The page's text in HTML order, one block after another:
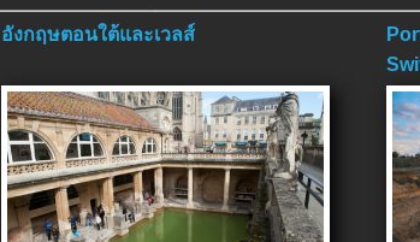
อังกฤษตอนใต้และเวลส์
ตอ